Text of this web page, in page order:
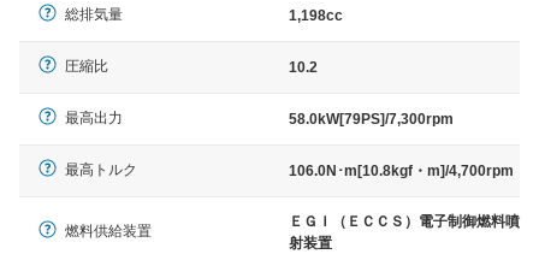
総排気量 1,198cc
圧縮比 10.2
最高出力 58.0kW[79PS]/7,300rpm
最高トルク 106.0N･m[10.8kgf・m]/4,700rpm
燃料供給装置
ＥＧＩ（ＥＣＣＳ）電子制御燃料噴
射装置